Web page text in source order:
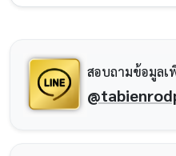
สอบถามข้อมูลเ